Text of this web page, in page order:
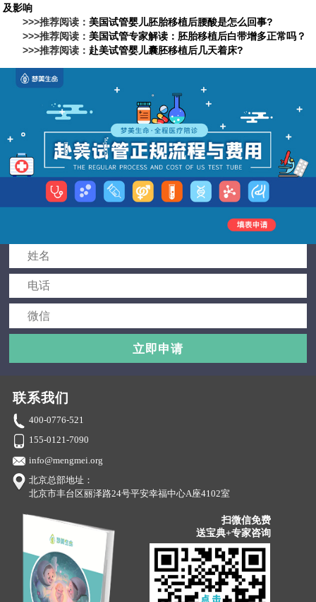
及影响
>>>推荐阅读： 美国试管婴儿胚胎移植后腰酸是怎么回事?
>>>推荐阅读： 美国试管专家解读：胚胎移植后白带增多正常吗？
>>>推荐阅读： 赴美试管婴儿囊胚移植后几天着床?
立即申请
联系我们
400-0776-521
155-0121-7090
info@mengmei.org
北京总部地址：
北京市丰台区丽泽路24号平安幸福中心A座4102室
扫微信免费
送宝典+专家咨询